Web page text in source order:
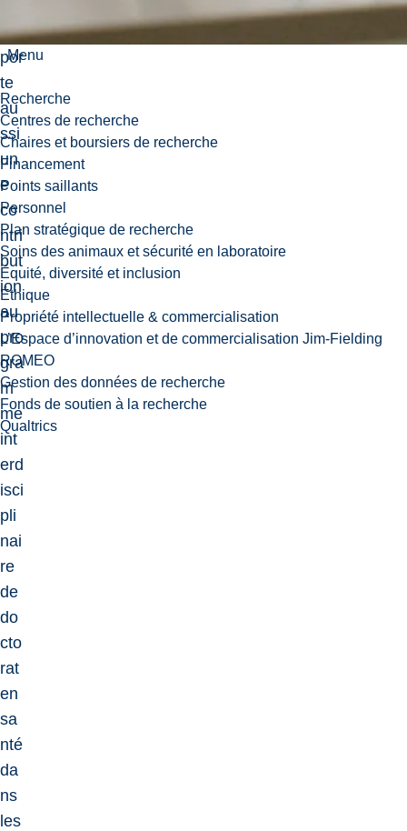
Menu
Recherche
Centres de recherche
Chaires et boursiers de recherche
Financement
Points saillants
Personnel
Plan stratégique de recherche
Soins des animaux et sécurité en laboratoire
Équité, diversité et inclusion
Éthique
Propriété intellectuelle & commercialisation
L’Espace d’innovation et de commercialisation Jim-Fielding
ROMEO
Gestion des données de recherche
Fonds de soutien à la recherche
Qualtrics
ap
por
te
au
ssi
un
e
co
ntri
but
ion
au
pro
gra
m
me
int
erd
isci
pli
nai
re
de
do
cto
rat
en
sa
nté
da
ns
les